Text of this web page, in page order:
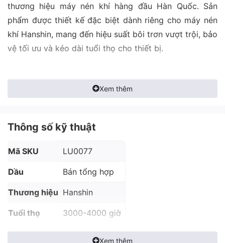
thương hiệu máy nén khí hàng đầu Hàn Quốc. Sản
phẩm được thiết kế đặc biệt dành riêng cho máy nén
khí Hanshin, mang đến hiệu suất bôi trơn vượt trội, bảo
vệ tối ưu và kéo dài tuổi thọ cho thiết bị.
Xem thêm
Thông số kỹ thuật
Mã SKU LU0077
Dầu Bán tổng hợp
Thương hiệu Hanshin
Tuổi thọ 3000-4000 giờ
Xem thêm